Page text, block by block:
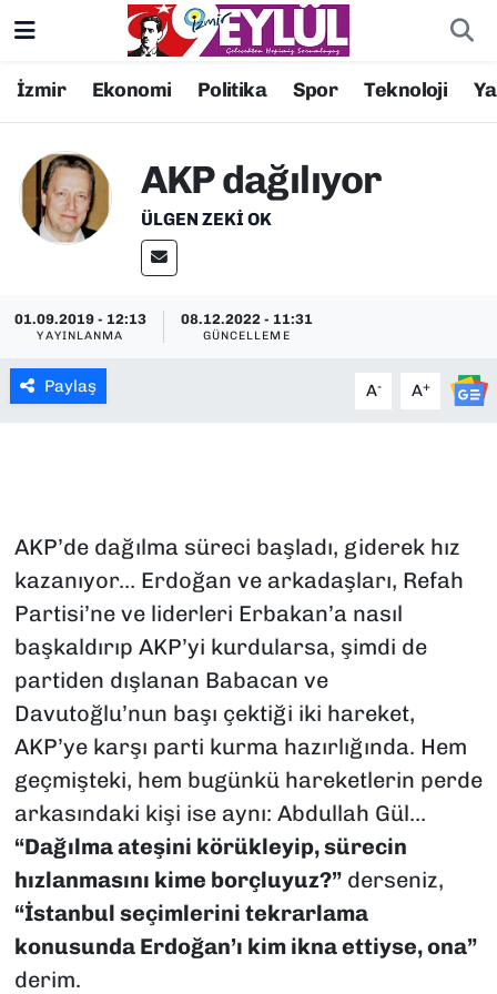
İzmir Ekonomi Politika Spor Teknoloji
AKP dağılıyor
ÜLGEN ZEKI OK
01.09.2019 - 12:13
YAYINLANMA
08.12.2022 - 11:31
GÜNCELLEME
Paylaş A- A+
AKP’de dağılma süreci başladı, giderek hız
kazanıyor… Erdoğan ve arkadaşları, Refah
Partisi’ne ve liderleri Erbakan’a nasıl
başkaldırıp AKP’yi kurdularsa, şimdi de
partiden dışlanan Babacan ve
Davutoğlu’nun başı çektiği iki hareket,
AKP’ye karşı parti kurma hazırlığında. Hem
geçmişteki, hem bugünkü hareketlerin perde
arkasındaki kişi ise aynı: Abdullah Gül…
“Dağılma ateşini körükleyip, sürecin
hızlanmasını kime borçluyuz?”derseniz,
“İstanbul seçimlerini tekrarlama
konusunda Erdoğan’ı kim ikna ettiyse, ona”
derim.
Resmi İlanlar
DÜNYA
EKONOMİ
KÜLTÜR SANAT
SAĞLIK
SPOR
TEKNOLOJİ
YAŞAM
YEREL YÖNETİMLER
Konak Nöbetçi Eczaneler
Konak Trafik Yoğunluk Haritası
Süper Lig Puan Durumu ve Fikstür
Tüm Manşetler
Son Dakika Haberleri